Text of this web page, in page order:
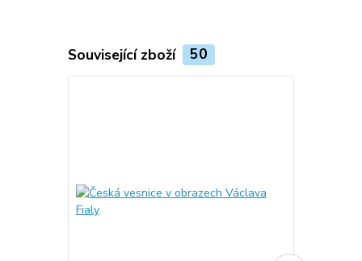
Související zboží 50